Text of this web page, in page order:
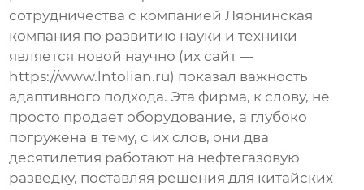
сотрудничества с компаниейЛяонинская
компания по развитию науки и техники
является новой научно (их сайт —
https://www.lntolian.ru) показал важность
адаптивного подхода. Эта фирма, к слову, не
просто продает оборудование, а глубоко
погружена в тему, с их слов, они два
десятилетия работают на нефтегазовую
разведку, поставляя решения для китайских